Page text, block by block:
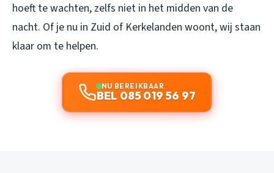
hoeft te wachten, zelfs niet in het midden van de
nacht. Of je nu in Zuid of Kerkelanden woont, wij staan
klaar om te helpen.
NU BEREIKBAAR
BEL 085 019 56 97